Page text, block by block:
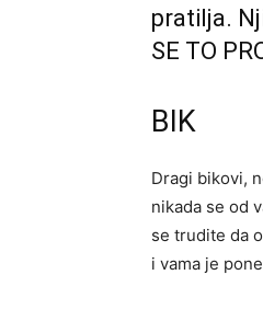
pratilja.
SE TO
BIK
Dragi bikovi,
nikada se od
se trudite da
i vama je